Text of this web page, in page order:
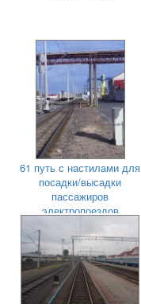
61 путь с настилами для
посадки/высадки
пассажиров
электропоездов